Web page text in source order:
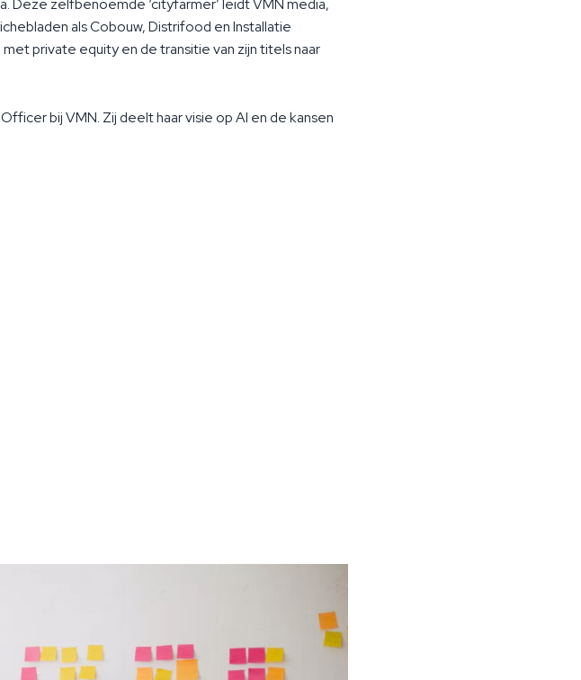
Deze zelfbenoemde ‘cityfarmer’ leidt VMN media,
als Cobouw, Distrifood en Installatie
private equity en de transitie van zijn titels naar
bij VMN. Zij deelt haar visie op AI en de kansen